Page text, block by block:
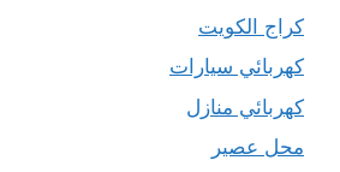
كراج الكويت
كهربائي سيارات
كهربائي منازل
محل عصير